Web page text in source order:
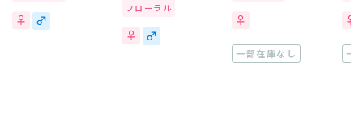
フローラル
一部在庫なし 一